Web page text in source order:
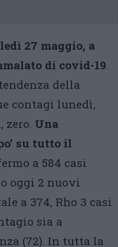
27 maggio, a
di covid-19.
della
contagi lunedì,
zero. Una
su tutto il
a 584 casi
oggi 2 nuovi
a 374, Rho 3 casi
sia a
(72). In tutta la